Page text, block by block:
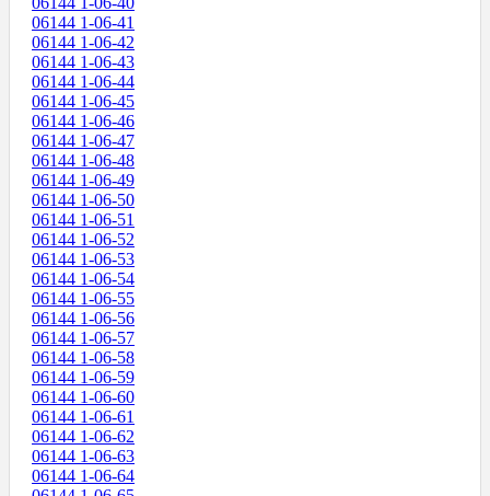
06144 1-06-41
06144 1-06-42
06144 1-06-43
06144 1-06-44
06144 1-06-45
06144 1-06-46
06144 1-06-47
06144 1-06-48
06144 1-06-49
06144 1-06-50
06144 1-06-51
06144 1-06-52
06144 1-06-53
06144 1-06-54
06144 1-06-55
06144 1-06-56
06144 1-06-57
06144 1-06-58
06144 1-06-59
06144 1-06-60
06144 1-06-61
06144 1-06-62
06144 1-06-63
06144 1-06-64